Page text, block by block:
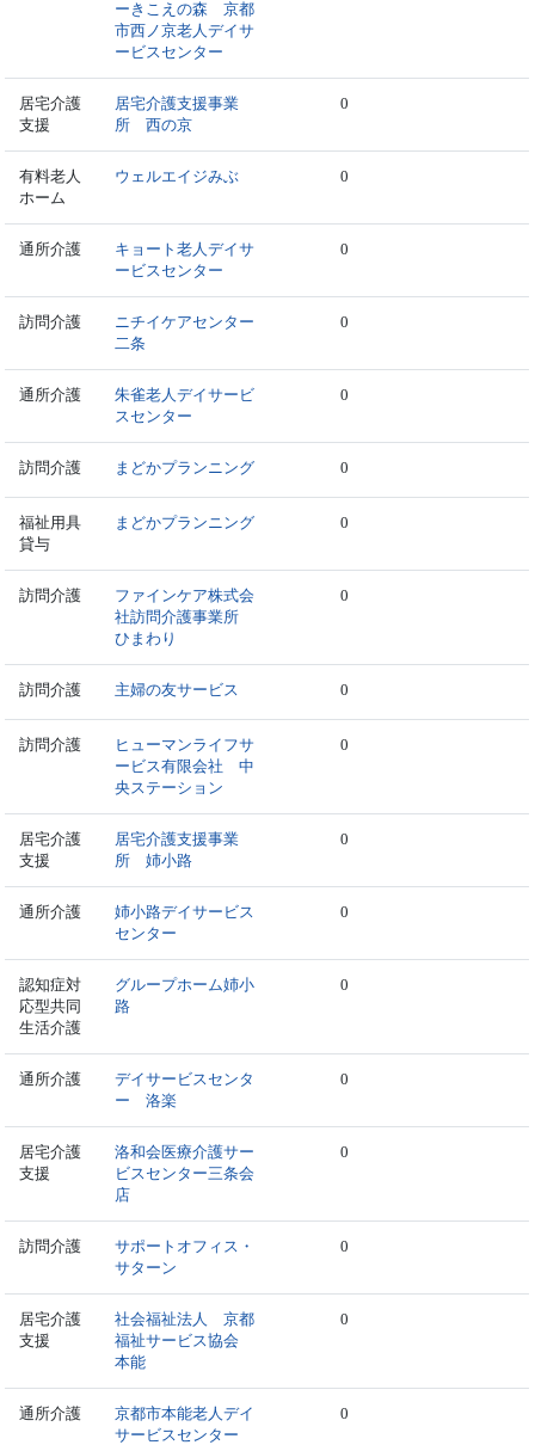
ーきこえの森 京都
市西ノ京老人デイサ
ービスセンター
居宅介護
支援
居宅介護支援事業
所 西の京
0
有料老人
ホーム
ウェルエイジみぶ 0
通所介護
キョート老人デイサ
ービスセンター
0
訪問介護
ニチイケアセンター
二条
0
通所介護
朱雀老人デイサービ
スセンター
0
訪問介護 まどかプランニング 0
福祉用具
貸与
まどかプランニング 0
訪問介護
ファインケア株式会
社訪問介護事業所
ひまわり
0
訪問介護 主婦の友サービス 0
訪問介護
ヒューマンライフサ
ービス有限会社 中
央ステーション
0
居宅介護
支援
居宅介護支援事業
所 姉小路
0
通所介護
姉小路デイサービス
センター
0
認知症対
応型共同
生活介護
グループホーム姉小
路
0
通所介護
デイサービスセンタ
ー 洛楽
0
居宅介護
支援
洛和会医療介護サー
ビスセンター三条会
店
0
訪問介護
サポートオフィス・
サターン
0
居宅介護
支援
社会福祉法人 京都
福祉サービス協会
本能
0
通所介護
京都市本能老人デイ
サービスセンター
0